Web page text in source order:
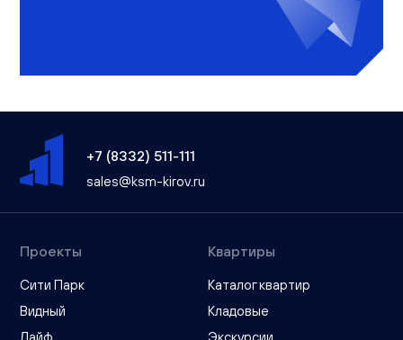
+7 (8332) 511-111
sales@ksm-kirov.ru
Проекты
Сити Парк
Видный
Квартиры
Каталог квартир
Кладовые